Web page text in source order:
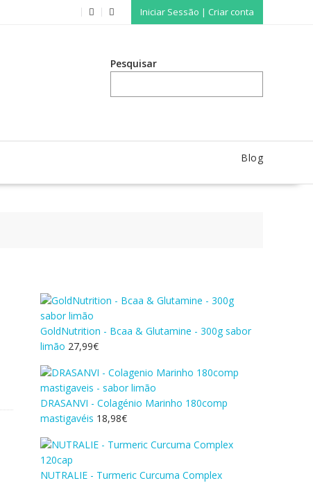
Iniciar Sessão | Criar conta
Pesquisar
Blog
GoldNutrition - Bcaa & Glutamine - 300g sabor
limão 27,99€
DRASANVI - Colagénio Marinho 180comp
mastigavéis 18,98€
NUTRALIE - Turmeric Curcuma Complex